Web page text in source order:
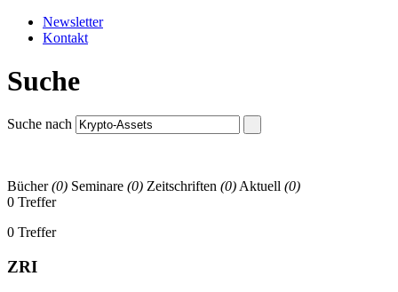
Newsletter
Kontakt
Suche
Suche nach
Bücher(0) Seminare (0) Zeitschriften (0)Aktuell (0)
0 Treffer
0 Treffer
ZRI